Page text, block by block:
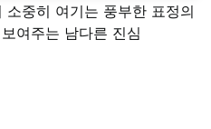
중히 여기는 풍부한 표정의
여주는 남다른 진심